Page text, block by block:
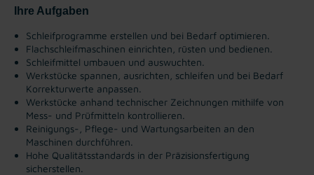
Ihre Aufgaben
Schleifprogramme erstellen und bei Bedarf optimieren.
Flachschleifmaschinen einrichten, rüsten und bedienen.
Schleifmittel umbauen und auswuchten.
Werkstücke spannen, ausrichten, schleifen und bei Bedarf
Korrekturwerte anpassen.
Werkstücke anhand technischer Zeichnungen mithilfe von
Mess- und Prüfmitteln kontrollieren.
Reinigungs-, Pflege- und Wartungsarbeiten an den
Maschinen durchführen.
Hohe Qualitätsstandards in der Präzisionsfertigung
sicherstellen.